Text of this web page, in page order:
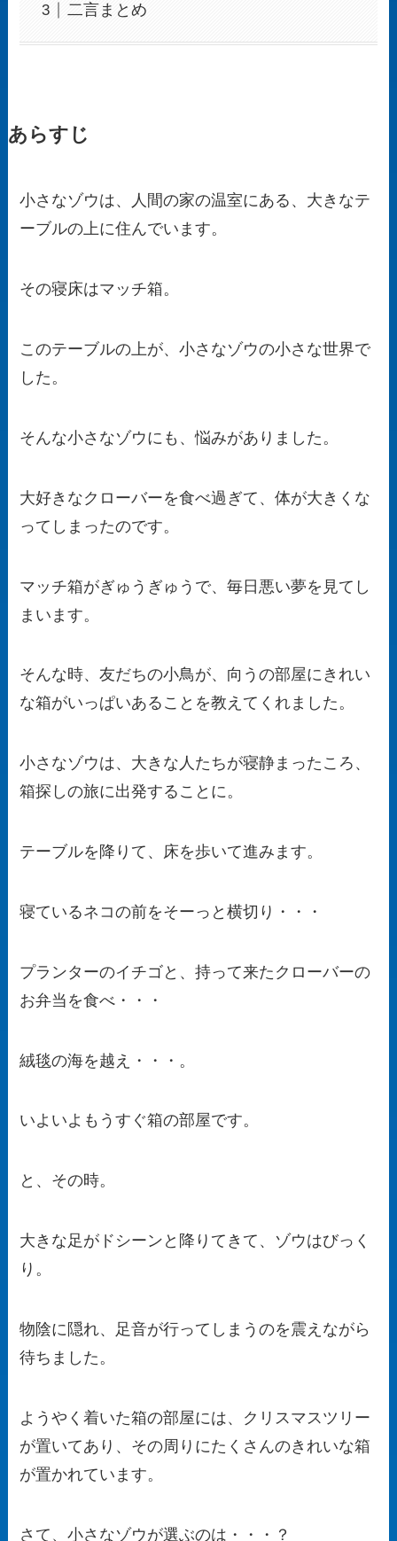
二言まとめ
あらすじ
小さなゾウは、人間の家の温室にある、大きなテ
ーブルの上に住んでいます。
その寝床はマッチ箱。
このテーブルの上が、小さなゾウの小さな世界で
した。
そんな小さなゾウにも、悩みがありました。
大好きなクローバーを食べ過ぎて、体が大きくな
ってしまったのです。
マッチ箱がぎゅうぎゅうで、毎日悪い夢を見てし
まいます。
そんな時、友だちの小鳥が、向うの部屋にきれい
な箱がいっぱいあることを教えてくれました。
小さなゾウは、大きな人たちが寝静まったころ、
箱探しの旅に出発することに。
テーブルを降りて、床を歩いて進みます。
寝ているネコの前をそーっと横切り・・・
プランターのイチゴと、持って来たクローバーの
お弁当を食べ・・・
絨毯の海を越え・・・。
いよいよもうすぐ箱の部屋です。
と、その時。
大きな足がドシーンと降りてきて、ゾウはびっく
り。
物陰に隠れ、足音が行ってしまうのを震えながら
待ちました。
ようやく着いた箱の部屋には、クリスマスツリー
が置いてあり、その周りにたくさんのきれいな箱
が置かれています。
さて、小さなゾウが選ぶのは・・・？